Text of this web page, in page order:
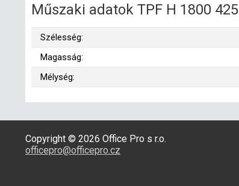
Műszaki adatok TPF H 1800 425
Szélesség:
Magasság:
Mélység:
Copyright © 2026 Office Pro s r.o.
officepro@officepro.cz